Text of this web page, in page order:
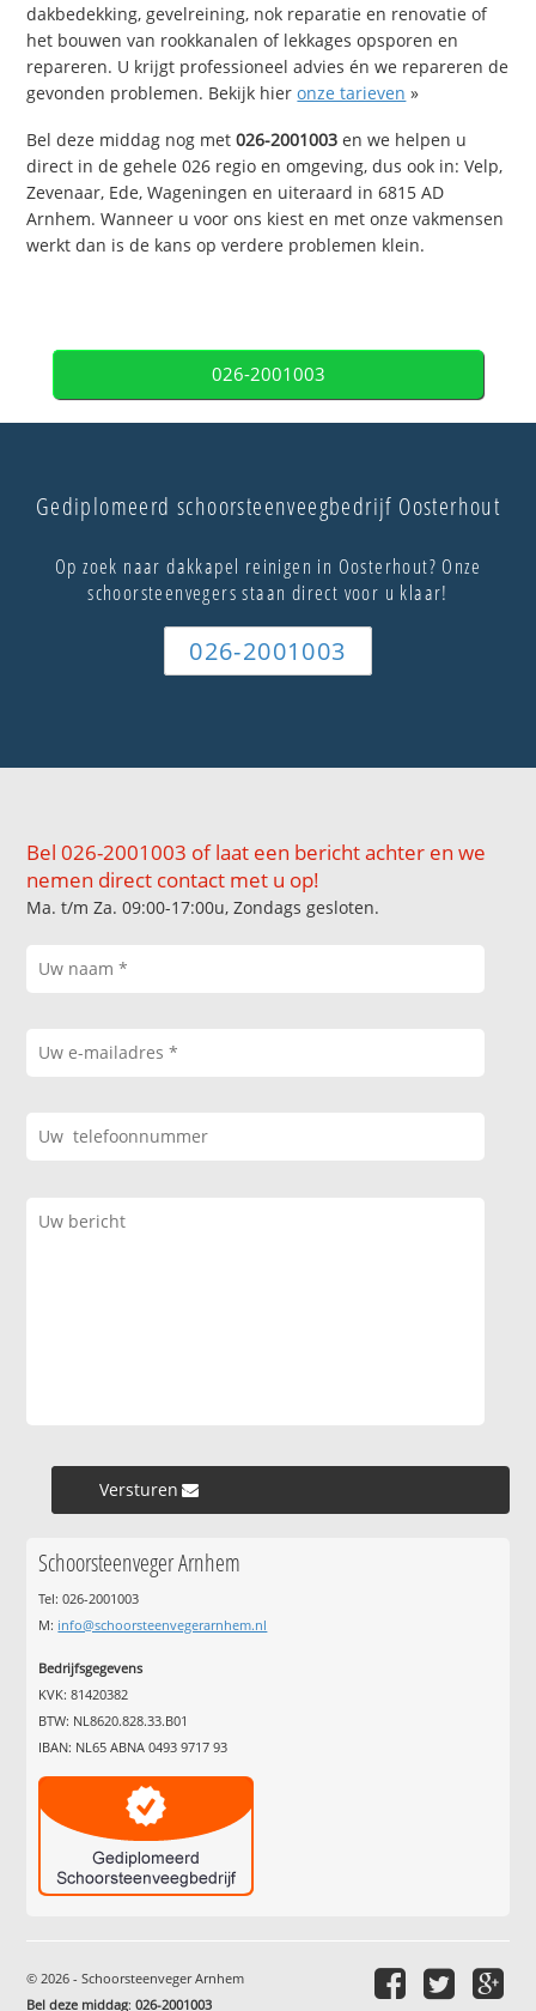
dakbedekking, gevelreining, nok reparatie en renovatie of
het bouwen van rookkanalen of lekkages opsporen en
repareren. U krijgt professioneel advies én we repareren de
gevonden problemen. Bekijk hieronze tarieven »
Bel deze middag nog met026-2001003 en we helpen u
direct in de gehele 026 regio en omgeving, dus ook in: Velp,
Zevenaar, Ede, Wageningen en uiteraard in 6815 AD
Arnhem. Wanneer u voor ons kiest en met onze vakmensen
werkt dan is de kans op verdere problemen klein.
026-2001003
Gediplomeerd schoorsteenveegbedrijf Oosterhout
Op zoek naar dakkapel reinigen in Oosterhout? Onze
schoorsteenvegers staan direct voor u klaar!
026-2001003
Bel 026-2001003 of laat een bericht achter en we
nemen direct contact met u op!
Ma. t/m Za. 09:00-17:00u, Zondags gesloten.
Versturen »
Schoorsteenveger Arnhem
Tel: 026-2001003
M: info@schoorsteenvegerarnhem.nl
Bedrijfsgegevens
KVK: 81420382
BTW: NL8620.828.33.B01
IBAN: NL65 ABNA 0493 9717 93
© 2026 - Schoorsteenveger Arnhem
Bel deze middag:026-2001003